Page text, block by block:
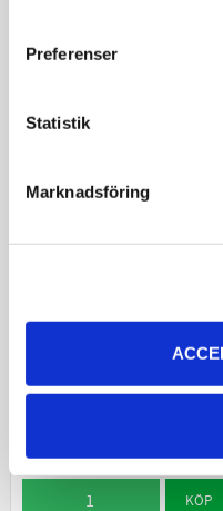
Preferenser
Statistik
Marknadsföring
Natriumklorid för
KÖP